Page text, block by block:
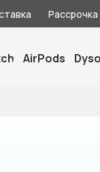
AirPods